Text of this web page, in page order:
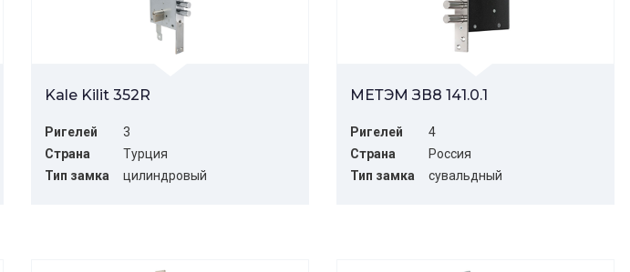
Kale Kilit 352R
Ригелей
3
Страна
Турция
Тип замка
цилиндровый
МЕТЭМ ЗВ8 141.0.1
Ригелей
4
Страна
Россия
Тип замка
сувальдный